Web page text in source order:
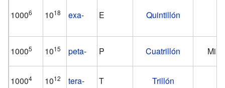
10006 1018 exa- E Quintillón
10005 1015 peta- P Cuatrillón Mil
10004 1012 tera- T Trillón